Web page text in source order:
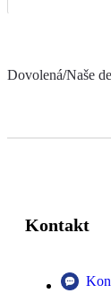
Dovolená/Naše
Kontakt